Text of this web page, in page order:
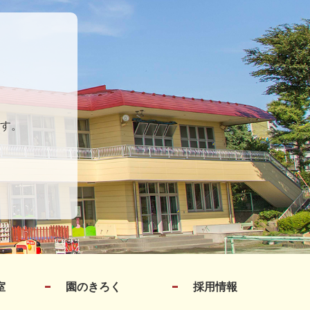
。
園のきろく 採用情報